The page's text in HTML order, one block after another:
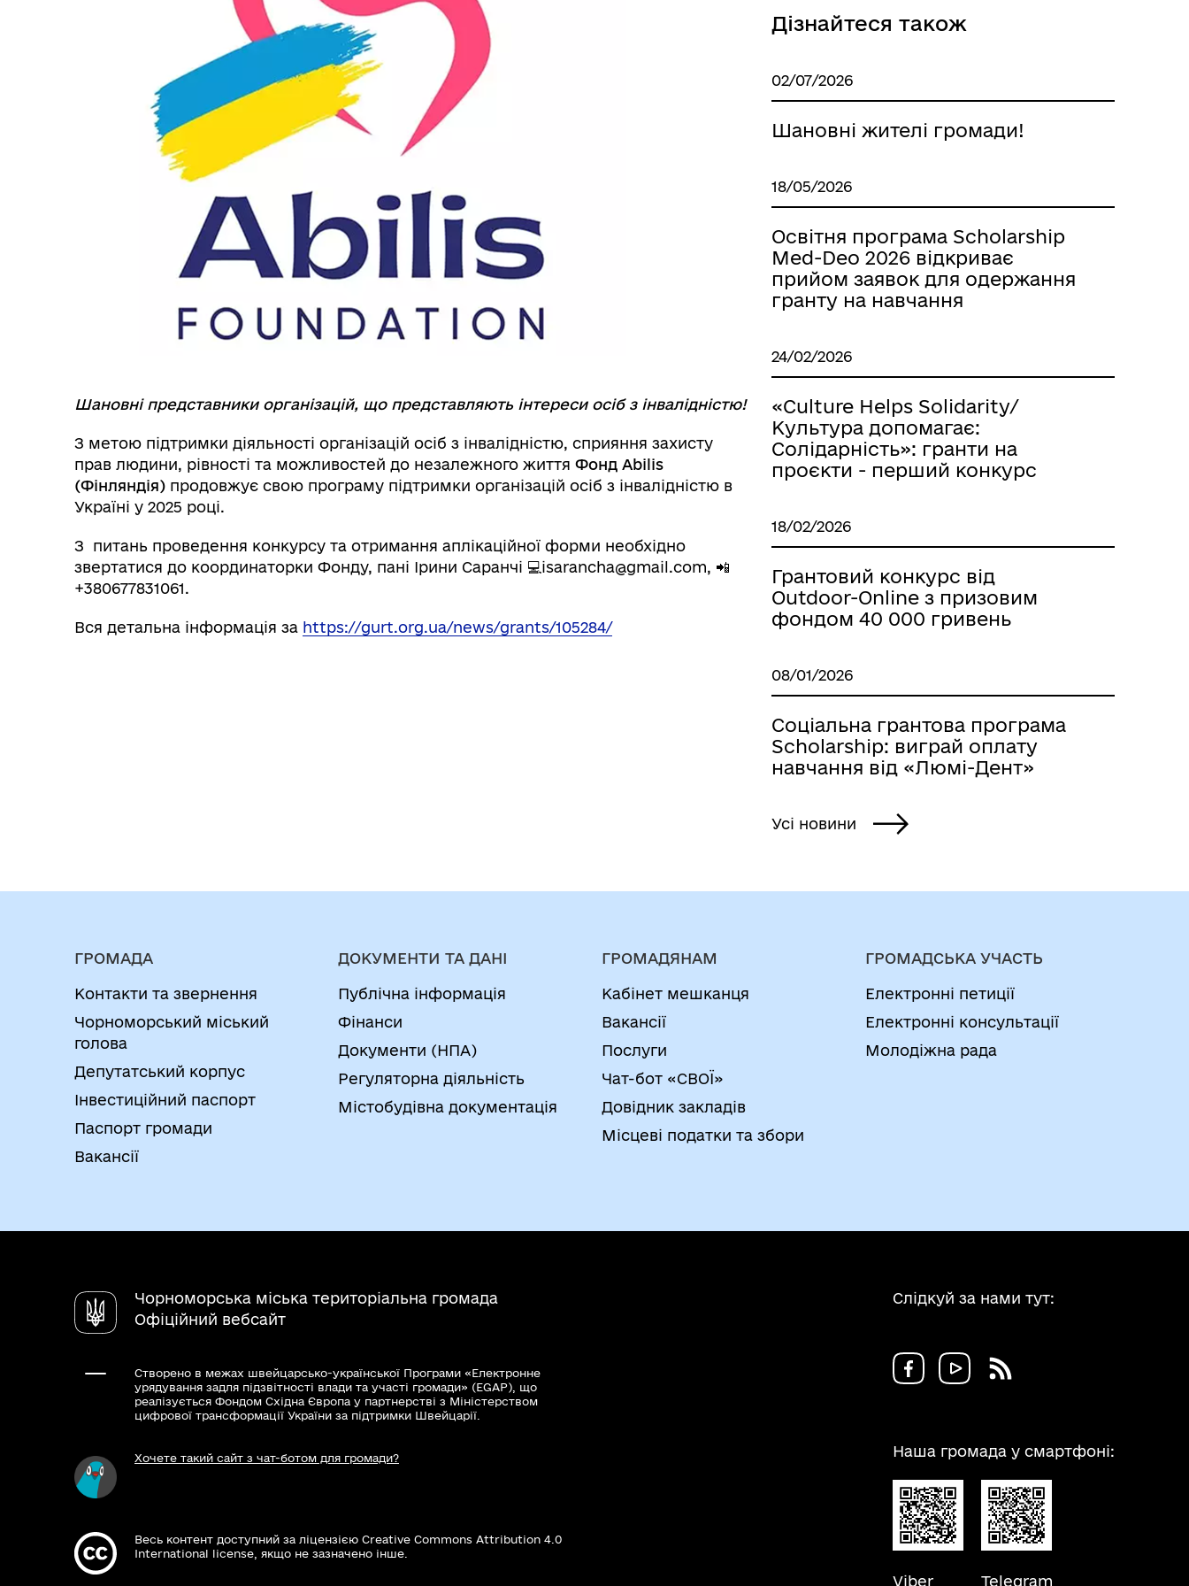
Шановні представники організацій, що представляють інтереси осіб з інвалідністю!
З метою підтримки діяльності організацій осіб з інвалідністю, сприяння захисту
прав людини, рівності та можливостей до незалежного життя Фонд Abilis
(Фінляндія) продовжує свою програму підтримки організацій осіб з інвалідністю в
Україні у 2025 році.
З питань проведення конкурсу та отримання аплікаційної форми необхідно
звертатися до координаторки Фонду, пані Ірини Саранчі 💻isarancha@gmail.com, 📲
+380677831061.
Вся детальна інформація за https://gurt.org.ua/news/grants/105284/
Дізнайтеся також
02/07/2026
Шановні жителі громади!
18/05/2026
Освітня програма Scholarship
Med-Deo 2026 відкриває
прийом заявок для одержання
гранту на навчання
24/02/2026
«Culture Helps Solidarity/
Культура допомагає:
Солідарність»: гранти на
проєкти - перший конкурс
18/02/2026
Грантовий конкурс від
Outdoor-Online з призовим
фондом 40 000 гривень
08/01/2026
Соціальна грантова програма
Scholarship: виграй оплату
навчання від «Люмі-Дент»
Усі новини
ГРОМАДА
Контакти та звернення
Чорноморський міський
голова
Депутатський корпус
Інвестиційний паспорт
Паспорт громади
Вакансії
ДОКУМЕНТИ ТА ДАНІ
Публічна інформація
Фінанси
Документи (НПА)
Регуляторна діяльність
Містобудівна документація
ГРОМАДЯНАМ
Кабінет мешканця
Вакансії
Послуги
Чат-бот «СВОЇ»
Довідник закладів
Місцеві податки та збори
ГРОМАДСЬКА УЧАСТЬ
Електронні петиції
Електронні консультації
Молодіжна рада
Чорноморська міська територіальна громада
Офіційний вебсайт
Створено в межах швейцарсько-української Програми «Електронне
урядування задля підзвітності влади та участі громади» (EGAP), що
реалізується Фондом Східна Європа у партнерстві з Міністерством
цифрової трансформації України за підтримки Швейцарії.
Хочете такий сайт з чат-ботом для громади?
Весь контент доступний за ліцензією Creative Commons Attribution 4.0
International license, якщо не зазначено інше.
Слідкуй за нами тут:
Наша громада у смартфоні:
Viber Telegram